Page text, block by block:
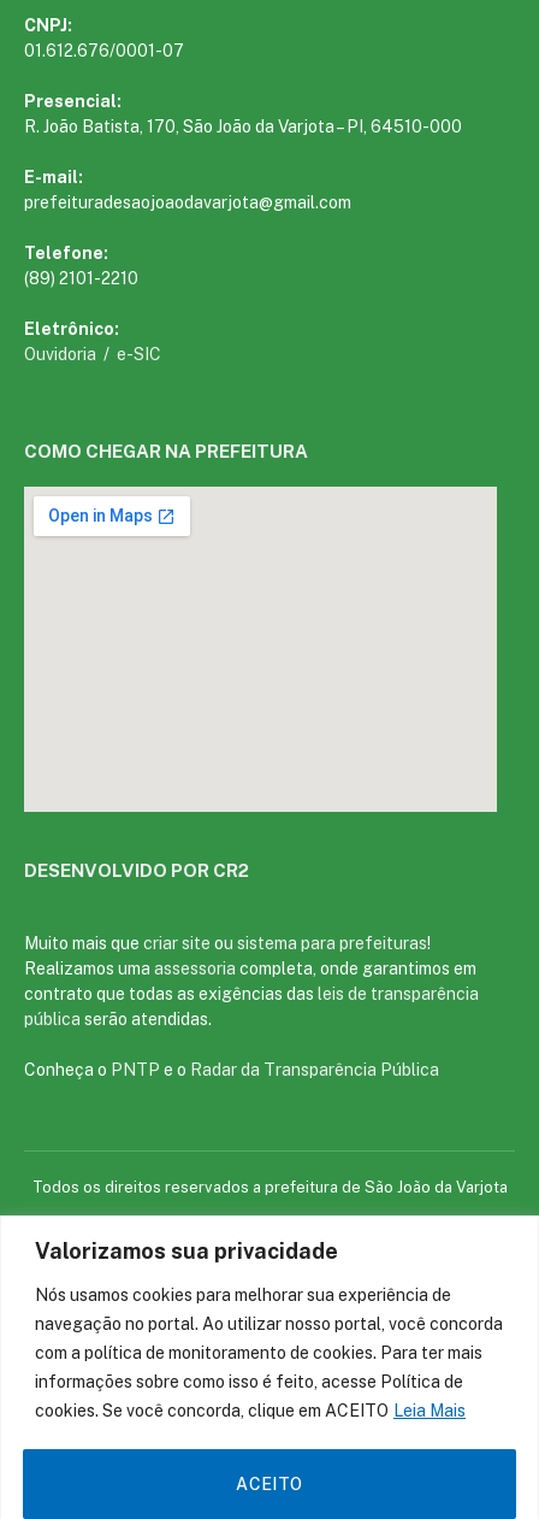
Valorizamos sua privacidade
Nós usamos cookies para melhorar sua experiência de
navegação no portal. Ao utilizar nosso portal, você concorda
com a política de monitoramento de cookies. Para ter mais
informações sobre como isso é feito, acesse Política de
cookies. Se você concorda, clique em ACEITO Leia Mais
ACEITO
CNPJ:
01.612.676/0001-07
Presencial:
R. João Batista, 170, São João da Varjota – PI, 64510-000
E-mail:
prefeituradesaojoaodavarjota@gmail.com
Telefone:
(89) 2101-2210
Eletrônico:
Ouvidoria / e-SIC
COMO CHEGAR NA PREFEITURA
DESENVOLVIDO POR CR2
Muito mais que criar site ou sistema para prefeituras!
Realizamos uma assessoria completa, onde garantimos em
contrato que todas as exigências das leis de transparência
pública serão atendidas.
Conheça o PNTP e o Radar da Transparência Pública
Todos os direitos reservados a prefeitura de São João da Varjota
Mapa do Site
Acessar Área Administrativa